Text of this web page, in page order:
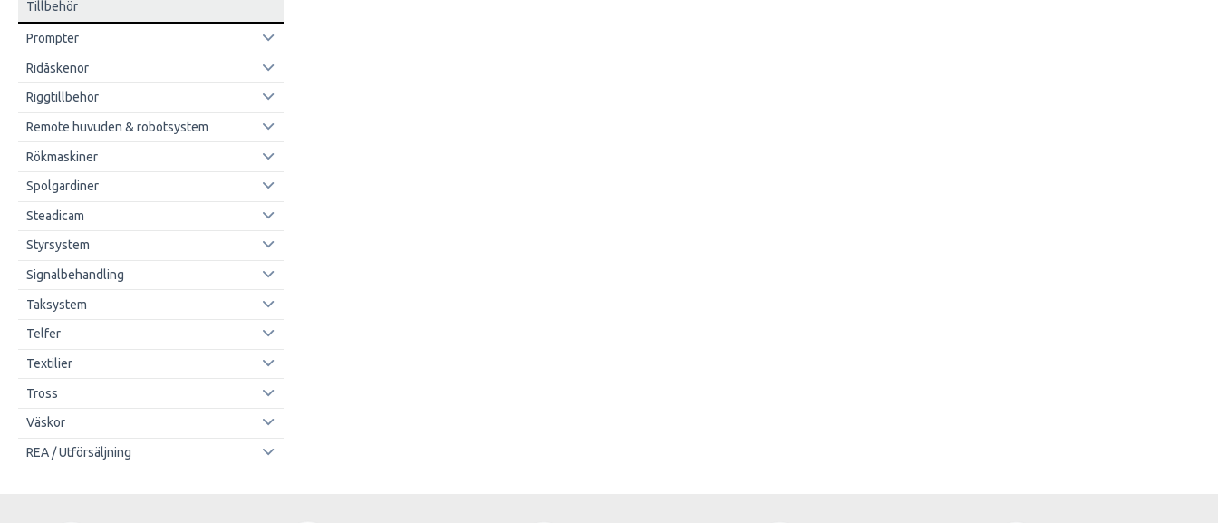
Tillbehör
Prompter
Ridåskenor
Riggtillbehör
Remote huvuden & robotsystem
Rökmaskiner
Spolgardiner
Steadicam
Styrsystem
Signalbehandling
Taksystem
Telfer
Textilier
Tross
Väskor
REA / Utförsäljning